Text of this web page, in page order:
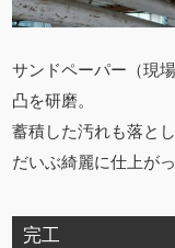
サンドペーパー（現
凸を研磨。
蓄積した汚れも落と
だいぶ綺麗に仕上が
完工